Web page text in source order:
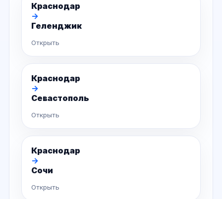
Краснодар
→
Геленджик
Открыть
Краснодар
→
Севастополь
Открыть
Краснодар
→
Сочи
Открыть